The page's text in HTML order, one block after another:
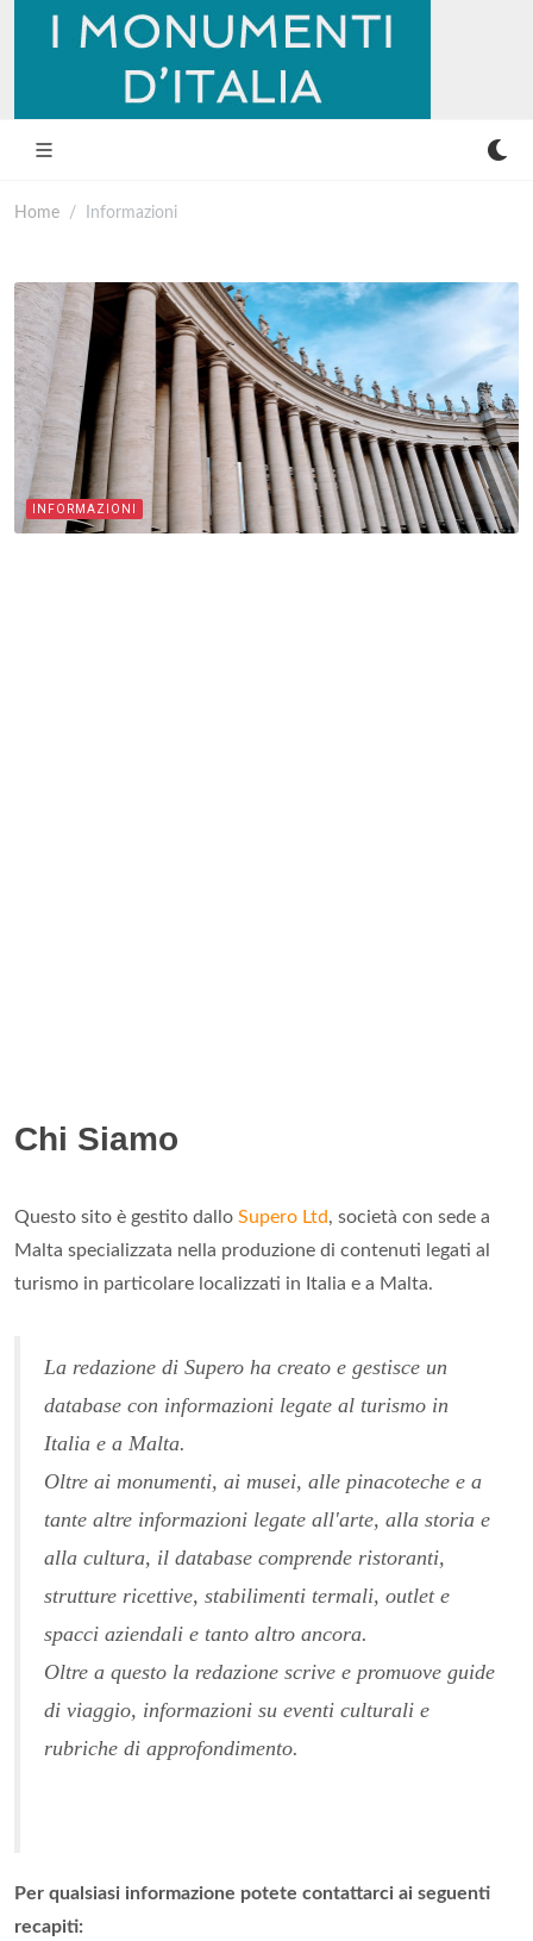
Home Informazioni
INFORMAZIONI
Chi Siamo
Questo sito è gestito dallo Supero Ltd, società con sede a
Malta specializzata nella produzione di contenuti legati al
turismo in particolare localizzati in Italia e a Malta.
La redazione di Supero ha creato e gestisce un
database con informazioni legate al turismo in
Italia e a Malta.
Oltre ai monumenti, ai musei, alle pinacoteche e a
tante altre informazioni legate all'arte, alla storia e
alla cultura, il database comprende ristoranti,
strutture ricettive, stabilimenti termali, outlet e
spacci aziendali e tanto altro ancora.
Oltre a questo la redazione scrive e promuove guide
di viaggio, informazioni su eventi culturali e
rubriche di approfondimento.
Per qualsiasi informazione potete contattarci ai seguenti
recapiti: